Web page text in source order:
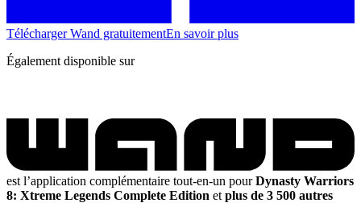
Télécharger Wand gratuitementEn savoir plus
Également disponible sur
est l’application complémentaire tout-en-un pourDynasty Warriors
8: Xtreme Legends Complete Edition et plus de 3 500 autres